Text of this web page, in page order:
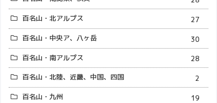
百名山・北アルプス
27
百名山・中央ア、八ヶ岳
30
百名山・南アルプス
28
百名山・北陸、近畿、中国、四国
2
百名山・九州
19